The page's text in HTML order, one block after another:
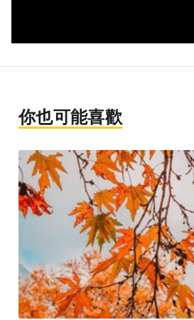
你也可能喜歡